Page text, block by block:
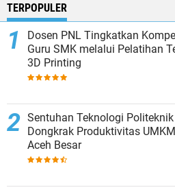
TERPOPULER
Dosen PNL Tingkatkan
Guru SMK melalui Pelatihan
3D Printing
Sentuhan Teknologi Politeknik
Dongkrak Produktivitas
Aceh Besar